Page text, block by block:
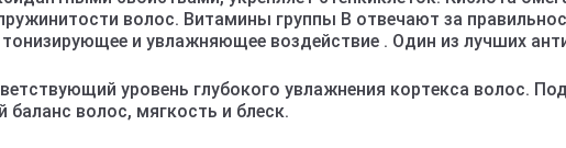
волос. Витамины группы B отвечают за
и увлажняющее воздействие . Один из лучших
уровень глубокого увлажнения кортекса волос.
баланс волос, мягкость и блеск.